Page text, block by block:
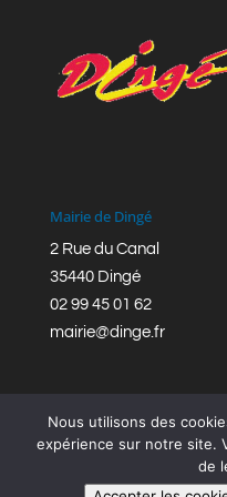
Mairie de Dingé
2 Rue du Canal
35440 Dingé
02 99 45 01 62
mairie@dinge.fr
Réalisation © Mairie
Nous utilisons des
expérience sur notre site.
de